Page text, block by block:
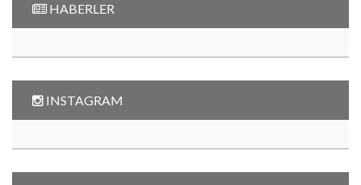
HABERLER
INSTAGRAM